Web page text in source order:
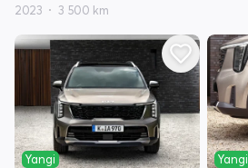
2023 3 500 km
Yangi Yangi